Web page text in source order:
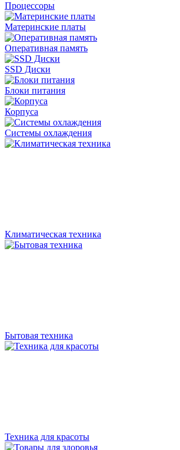
Процессоры
Материнские платы
Оперативная память
SSD Диски
Блоки питания
Корпуса
Системы охлаждения
Климатическая техника
Бытовая техника
Техника для красоты